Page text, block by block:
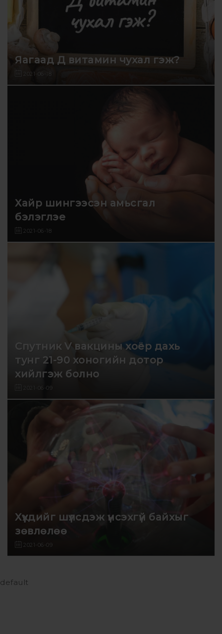
Яагаад Д витамин чухал гэж?
2021-06-18
Хайр шингээсэн амьсгал
бэлэглэе
2021-06-18
Спутник V вакцины хоёр дахь
тунг 21-90 хоногийн дотор
хийлгэж болно
2021-06-09
Хүүхдийг шүлсдэж үнсэхгүй байхыг
зөвлөлөө
2021-06-09
default